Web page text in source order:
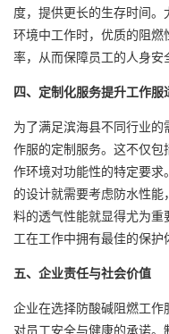
度，提供更长的生存时间
环境中工作时，优质的阻
率，从而保障员工的人身安
四、定制化服务提升工作服
为了满足滨海县不同行业
作服的定制服务。这不仅
作环境对功能性的特定要
的设计就需要考虑防水性
料的透气性能就显得尤为
工在工作中拥有最佳的保护
五、企业责任与社会价值
企业在选择防酸碱阻燃工
对员工安全与健康的承诺